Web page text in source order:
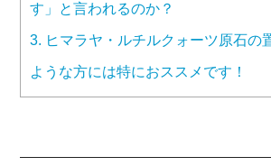
す」と言われるのか？
3. ヒマラヤ・ルチルクォーツ原石の
ような方には特におススメです！